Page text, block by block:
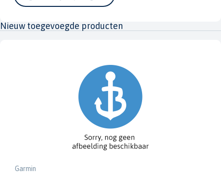
Nieuw toegevoegde producten
Garmin